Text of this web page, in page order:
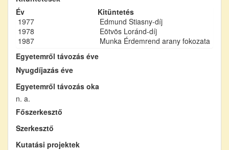
Év
Kitüntetés
1977
Edmund Stiasny-díj
1978
Eötvös Loránd-díj
1987
Munka Érdemrend arany fokozata
Egyetemről távozás éve
Nyugdíjazás éve
Egyetemről távozás oka
n. a.
Főszerkesztő
Szerkesztő
Kutatási projektek